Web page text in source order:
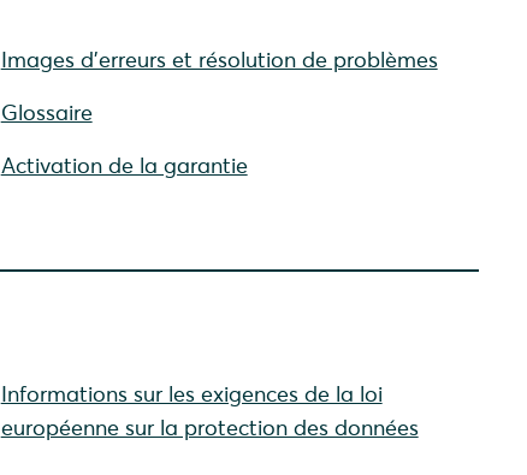
Images d'erreurs et résolution de problèmes
Glossaire
Activation de la garantie
Informations sur les exigences de la loi
européenne sur la protection des données